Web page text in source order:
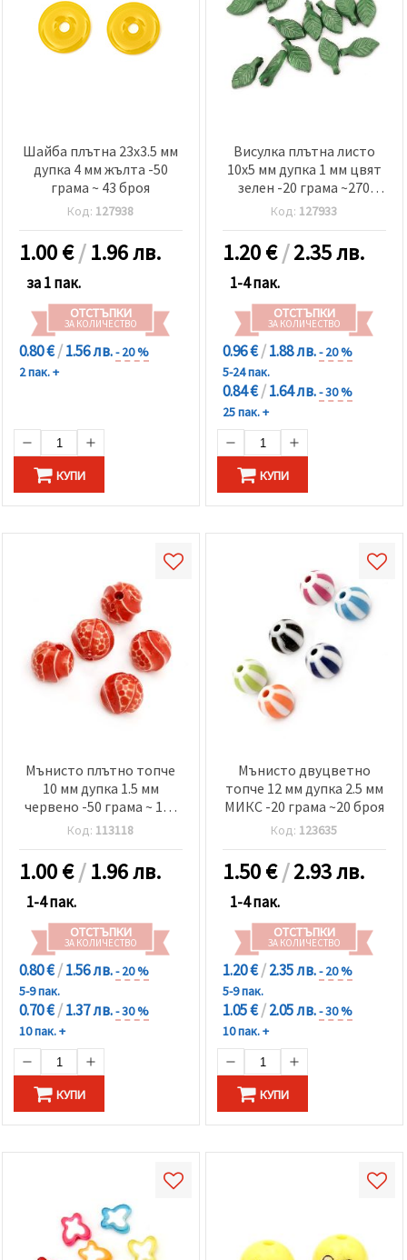
Шайба плътна 23x3.5 мм
дупка 4 мм жълта -50
грама ~ 43 броя
Код: 127938
1.00€/1.96 лв.
за 1 пак.
ОТСТЪПКИ
ЗА КОЛИЧЕСТВО
0.80 €/1.56 лв.- 20 %
2 пак. +
КУПИ
Висулка плътна листо
10х5 мм дупка 1 мм цвят
зелен -20 грама ~270
броя
Код: 127933
1.20€/2.35 лв.
1-4 пак.
ОТСТЪПКИ
ЗА КОЛИЧЕСТВО
0.96 €/1.88 лв.- 20 %
5-24 пак.
0.84 €/1.64 лв.- 30 %
25 пак. +
КУПИ
Мънисто плътно топче
10 мм дупка 1.5 мм
червено -50 грама ~ 106
броя
Код: 113118
1.00€/1.96 лв.
1-4 пак.
ОТСТЪПКИ
ЗА КОЛИЧЕСТВО
0.80 €/1.56 лв.- 20 %
5-9 пак.
0.70 €/1.37 лв.- 30 %
10 пак. +
КУПИ
Мънисто двуцветно
топче 12 мм дупка 2.5 мм
МИКС -20 грама ~20 броя
Код: 123635
1.50€/2.93 лв.
1-4 пак.
ОТСТЪПКИ
ЗА КОЛИЧЕСТВО
1.20 €/2.35 лв.- 20 %
5-9 пак.
1.05 €/2.05 лв.- 30 %
10 пак. +
КУПИ